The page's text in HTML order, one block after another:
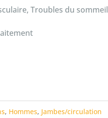
Troubles du sommeil
, Hommes, Jambes/circulation